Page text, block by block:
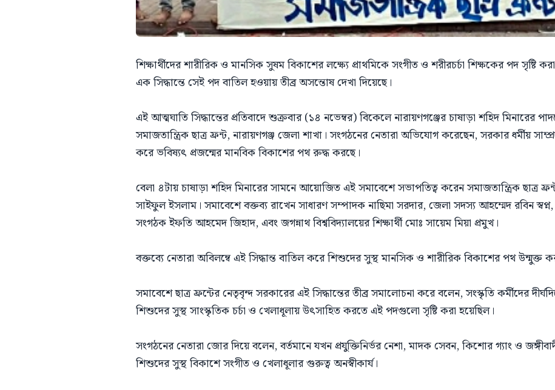
শিক্ষার্থীদের শারীরিক ও মানসিক সুষম বিকাশের লক্ষ্যে প্রাথমিকে সংগীত ও শরীরচর্চা শিক্ষকের পদ সৃষ্টি
এক সিদ্ধান্তে সেই পদ বাতিল হওয়ায় তীব্র অসন্তোষ দেখা দিয়েছে।
এই আত্মঘাতি সিদ্ধান্তের প্রতিবাদে শুক্রবার (১৪ নভেম্বর) বিকেলে নারায়ণগঞ্জের চাষাড়া শহিদ মিনারের
সমাজতান্ত্রিক ছাত্র ফ্রন্ট, নারায়ণগঞ্জ জেলা শাখা। সংগঠনের নেতারা অভিযোগ করেছেন, সরকার ধর্মীয়
করে ভবিষ্যৎ প্রজন্মের মানবিক বিকাশের পথ রুদ্ধ করছে।
বেলা ৪টায় চাষাড়া শহিদ মিনারের সামনে আয়োজিত এই সমাবেশে সভাপতিত্ব করেন সমাজতান্ত্রিক ছাত্র
সাইফুল ইসলাম। সমাবেশে বক্তব্য রাখেন সাধারণ সম্পাদক নাছিমা সরদার, জেলা সদস্য আহম্মেদ রবিন
সংগঠক ইফতি আহমেদ জিহাদ, এবং জগন্নাথ বিশ্ববিদ্যালয়ের শিক্ষার্থী মোঃ সায়েম মিয়া প্রমুখ।
বক্তব্যে নেতারা অবিলম্বে এই সিদ্ধান্ত বাতিল করে শিশুদের সুস্থ মানসিক ও শারীরিক বিকাশের পথ উন্মুক্ত
সমাবেশে ছাত্র ফ্রন্টের নেতৃবৃন্দ সরকারের এই সিদ্ধান্তের তীব্র সমালোচনা করে বলেন, সংস্কৃতি কর্মীদের
শিশুদের সুস্থ সাংস্কৃতিক চর্চা ও খেলাধূলায় উৎসাহিত করতে এই পদগুলো সৃষ্টি করা হয়েছিল।
সংগঠনের নেতারা জোর দিয়ে বলেন, বর্তমানে যখন প্রযুক্তিনির্ভর নেশা, মাদক সেবন, কিশোর গ্যাং ও
শিশুদের সুস্থ বিকাশে সংগীত ও খেলাধূলার গুরুত্ব অনস্বীকার্য।